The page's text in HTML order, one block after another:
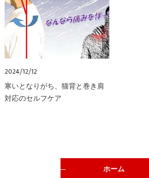
2024/12/12
寒いとなりがち、猫背と巻き肩
対応のセルフケア
ホーム